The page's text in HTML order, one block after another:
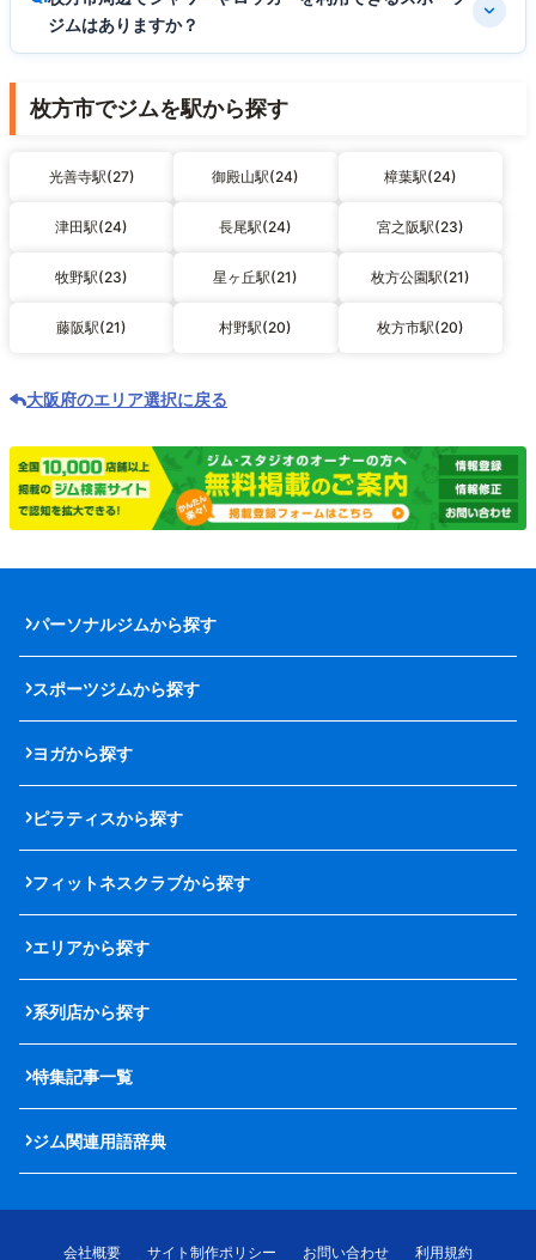
ジムはありますか？
枚方市でジムを駅から探す
光善寺駅(27) 御殿山駅(24) 樟葉駅(24)
津田駅(24) 長尾駅(24) 宮之阪駅(23)
牧野駅(23) 星ヶ丘駅(21) 枚方公園駅(21)
藤阪駅(21) 村野駅(20) 枚方市駅(20)
大阪府のエリア選択に戻る
パーソナルジムから探す
スポーツジムから探す
ヨガから探す
ピラティスから探す
フィットネスクラブから探す
エリアから探す
系列店から探す
特集記事一覧
ジム関連用語辞典
会社概要 サイト制作ポリシー お問い合わせ
利用規約